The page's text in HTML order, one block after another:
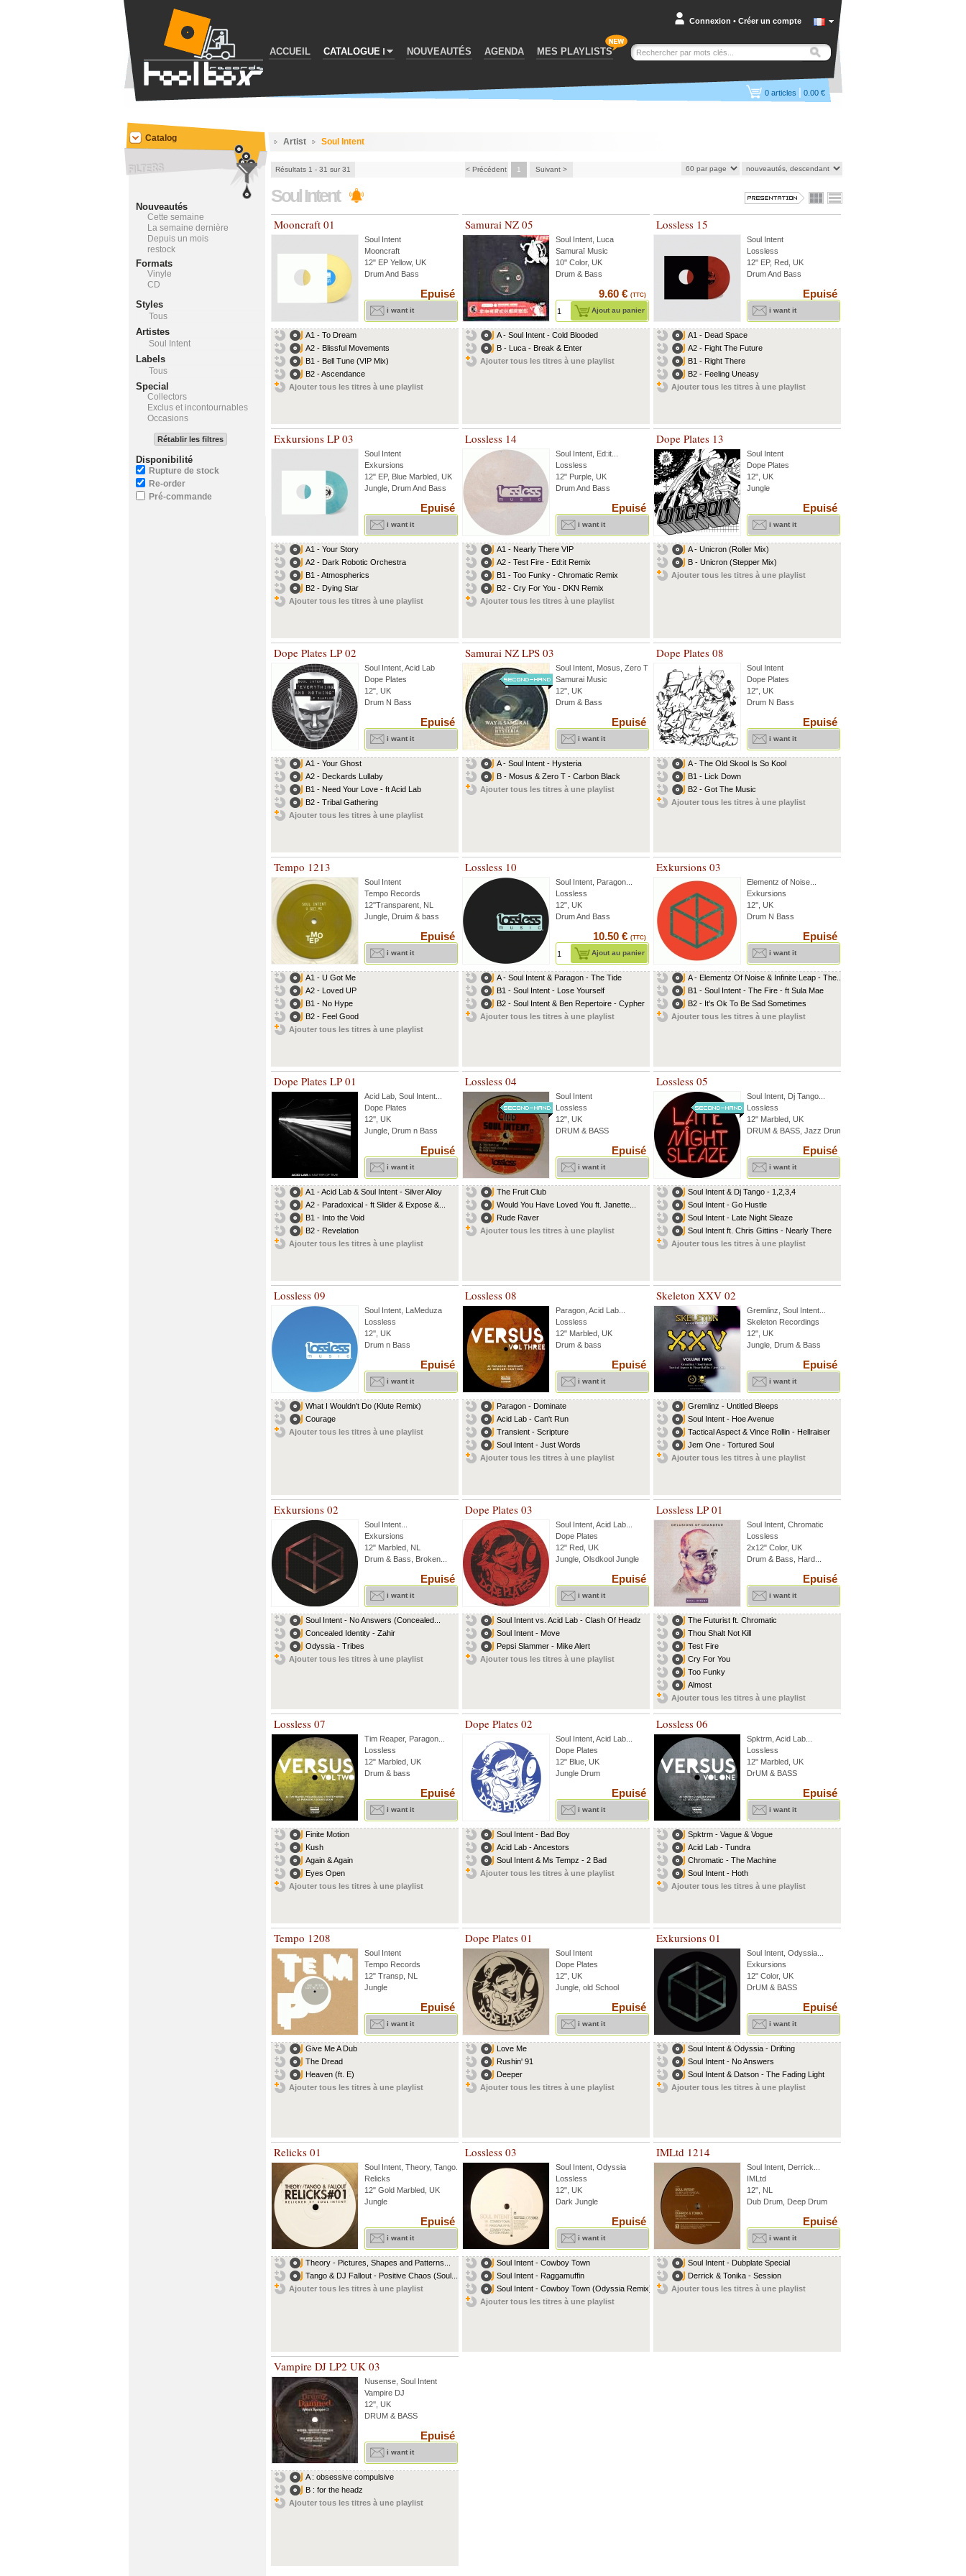
ACCUEIL CATALOGUE NOUVEAUTÉS AGENDA MES PLAYLISTS
Connexion • Créer un compte
0 articles | 0.00 €
Artist Soul Intent
Résultats 1 - 31 sur 31 < Précédent 1 Suivant >
Soul Intent
Mooncraft 01
Soul Intent
Mooncraft
12" EP Yellow, UK
Drum And Bass
Epuisé
i want it
A1 - To Dream
A2 - Blissful Movements
B1 - Bell Tune (VIP Mix)
B2 - Ascendance
Ajouter tous les titres à une playlist
Samurai NZ 05
Soul Intent Luca
Samuraï Music
10'' Color, UK
Drum & Bass
9.60 € (TTC)
Ajout au panier
A - Soul Intent - Cold Blooded
B - Luca - Break & Enter
Ajouter tous les titres à une playlist
Lossless 15
Soul Intent
Lossless
12" EP, Red, UK
Drum And Bass
Epuisé
i want it
A1 - Dead Space
A2 - Fight The Future
B1 - Right There
B2 - Feeling Uneasy
Ajouter tous les titres à une playlist
Exkursions LP 03
Soul Intent
Exkursions
12" EP, Blue Marbled, UK
Jungle, Drum And Bass
Epuisé
i want it
A1 - Your Story
A2 - Dark Robotic Orchestra
B1 - Atmospherics
B2 - Dying Star
Ajouter tous les titres à une playlist
Lossless 14
Soul Intent Ed:it
Lossless
12" Purple, UK
Drum And Bass
Epuisé
i want it
A1 - Nearly There VIP
A2 - Test Fire - Ed:it Remix
B1 - Too Funky - Chromatic Remix
B2 - Cry For You - DKN Remix
Ajouter tous les titres à une playlist
Dope Plates 13
Soul Intent
Dope Plates
12", UK
Jungle
Epuisé
i want it
A - Unicron (Roller Mix)
B - Unicron (Stepper Mix)
Ajouter tous les titres à une playlist
Dope Plates LP 02
Soul Intent Acid Lab
Dope Plates
12", UK
Drum N Bass
Epuisé
i want it
A1 - Your Ghost
A2 - Deckards Lullaby
B1 - Need Your Love - ft Acid Lab
B2 - Tribal Gathering
Ajouter tous les titres à une playlist
Samurai NZ LPS 03
Soul Intent Mosus Zero T
Samurai Music
12'', UK
Drum & Bass
Epuisé
i want it
A - Soul Intent - Hysteria
B - Mosus & Zero T - Carbon Black
Ajouter tous les titres à une playlist
Dope Plates 08
Soul Intent
Dope Plates
12", UK
Drum N Bass
Epuisé
i want it
A - The Old Skool Is So Kool
B1 - Lick Down
B2 - Got The Music
Ajouter tous les titres à une playlist
Tempo 1213
Soul Intent
Tempo Records
12''Transparent, NL
Jungle, Druim & bass
Epuisé
i want it
A1 - U Got Me
A2 - Loved UP
B1 - No Hype
B2 - Feel Good
Ajouter tous les titres à une playlist
Lossless 10
Soul Intent Paragon
Lossless
12", UK
Drum And Bass
10.50 € (TTC)
Ajout au panier
A - Soul Intent & Paragon - The Tide
B1 - Soul Intent - Lose Yourself
B2 - Soul Intent & Ben Repertoire - Cypher
Ajouter tous les titres à une playlist
Exkursions 03
Elementz of Noise
Exkursions
12'', UK
Drum N Bass
Epuisé
i want it
A - Elementz Of Noise & Infinite Leap - The...
B1 - Soul Intent - The Fire - ft Sula Mae
B2 - It's Ok To Be Sad Sometimes
Ajouter tous les titres à une playlist
Dope Plates LP 01
Acid Lab Soul Intent
Dope Plates
12'', UK
Jungle, Drum n Bass
Epuisé
i want it
A1 - Acid Lab & Soul Intent - Silver Alloy
A2 - Paradoxical - ft Slider & Expose &...
B1 - Into the Void
B2 - Revelation
Ajouter tous les titres à une playlist
Lossless 04
Soul Intent
Lossless
12", UK
DRUM & BASS
Epuisé
i want it
The Fruit Club
Would You Have Loved You ft. Janette...
Rude Raver
Ajouter tous les titres à une playlist
Lossless 05
Soul Intent Dj Tango
Lossless
12" Marbled, UK
DRUM & BASS, Jazz Drum
Epuisé
i want it
Soul Intent & Dj Tango - 1,2,3,4
Soul Intent - Go Hustle
Soul Intent - Late Night Sleaze
Soul Intent ft. Chris Gittins - Nearly There
Ajouter tous les titres à une playlist
Lossless 09
Soul Intent LaMeduza
Lossless
12'', UK
Drum n Bass
Epuisé
i want it
What I Wouldn't Do (Klute Remix)
Courage
Ajouter tous les titres à une playlist
Lossless 08
Paragon Acid Lab
Lossless
12" Marbled, UK
Drum & bass
Epuisé
i want it
Paragon - Dominate
Acid Lab - Can't Run
Transient - Scripture
Soul Intent - Just Words
Ajouter tous les titres à une playlist
Skeleton XXV 02
Gremlinz Soul Intent
Skeleton Recordings
12", UK
Jungle, Drum & Bass
Epuisé
i want it
Gremlinz - Untitled Bleeps
Soul Intent - Hoe Avenue
Tactical Aspect & Vince Rollin - Hellraiser
Jem One - Tortured Soul
Ajouter tous les titres à une playlist
Exkursions 02
Soul Intent
Exkursions
12" Marbled, NL
Drum & Bass, Broken...
Epuisé
i want it
Soul Intent - No Answers (Concealed...
Concealed Identity - Zahir
Odyssia - Tribes
Ajouter tous les titres à une playlist
Dope Plates 03
Soul Intent Acid Lab
Dope Plates
12" Red, UK
Jungle, Olsdkool Jungle
Epuisé
i want it
Soul Intent vs. Acid Lab - Clash Of Headz
Soul Intent - Move
Pepsi Slammer - Mike Alert
Ajouter tous les titres à une playlist
Lossless LP 01
Soul Intent Chromatic
Lossless
2x12" Color, UK
Drum & Bass, Hard...
Epuisé
i want it
The Futurist ft. Chromatic
Thou Shalt Not Kill
Test Fire
Cry For You
Too Funky
Almost
Ajouter tous les titres à une playlist
Lossless 07
Tim Reaper, Paragon
Lossless
12" Marbled, UK
Drum & bass
Epuisé
i want it
Finite Motion
Kush
Again & Again
Eyes Open
Ajouter tous les titres à une playlist
Dope Plates 02
Soul Intent Acid Lab
Dope Plates
12" Blue, UK
Jungle Drum
Epuisé
i want it
Soul Intent - Bad Boy
Acid Lab - Ancestors
Soul Intent & Ms Tempz - 2 Bad
Ajouter tous les titres à une playlist
Lossless 06
Spktrm Acid Lab
Lossless
12" Marbled, UK
DrUM & BASS
Epuisé
i want it
Spktrm - Vague & Vogue
Acid Lab - Tundra
Chromatic - The Machine
Soul Intent - Hoth
Ajouter tous les titres à une playlist
Tempo 1208
Soul Intent
Tempo Records
12" Transp, NL
Jungle
Epuisé
i want it
Give Me A Dub
The Dread
Heaven (ft. E)
Ajouter tous les titres à une playlist
Dope Plates 01
Soul Intent
Dope Plates
12", UK
Jungle, old School
Epuisé
i want it
Love Me
Rushin' 91
Deeper
Ajouter tous les titres à une playlist
Exkursions 01
Soul Intent Odyssia
Exkursions
12" Color, UK
DrUM & BASS
Epuisé
i want it
Soul Intent & Odyssia - Drifting
Soul Intent - No Answers
Soul Intent & Datson - The Fading Light
Ajouter tous les titres à une playlist
Relicks 01
Soul Intent Theory, Tango
Relicks
12" Gold Marbled, UK
Jungle
Epuisé
i want it
Theory - Pictures, Shapes and Patterns...
Tango & DJ Fallout - Positive Chaos (Soul...
Ajouter tous les titres à une playlist
Lossless 03
Soul Intent Odyssia
Lossless
12", UK
Dark Jungle
Epuisé
i want it
Soul Intent - Cowboy Town
Soul Intent - Raggamuffin
Soul Intent - Cowboy Town (Odyssia Remix)
Ajouter tous les titres à une playlist
IMLtd 1214
Soul Intent Derrick
IMLtd
12", NL
Dub Drum, Deep Drum
Epuisé
i want it
Soul Intent - Dubplate Special
Derrick & Tonika - Session
Ajouter tous les titres à une playlist
Vampire DJ LP2 UK 03
Nusense Soul Intent
Vampire DJ
12'', UK
DRUM & BASS
Epuisé
i want it
A : obsessive compulsive
B : for the headz
Ajouter tous les titres à une playlist
Catalog
Nouveautés
Cette semaine
La semaine dernière
Depuis un mois
restock
Formats
Vinyle
CD
Styles
Tous
Artistes
Soul Intent
Labels
Tous
Special
Collectors
Exclus et incontournables
Occasions
Rétablir les filtres
Disponibilité
Rupture de stock
Re-order
Pré-commande